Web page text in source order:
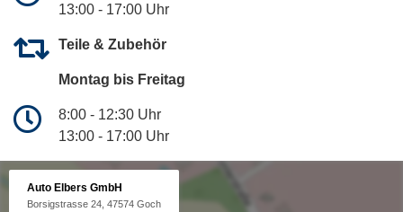
13:00 - 17:00 Uhr
Teile & Zubehör
Montag bis Freitag
8:00 - 12:30 Uhr
13:00 - 17:00 Uhr
Auto Elbers GmbH
Borsigstrasse 24, 47574 Goch